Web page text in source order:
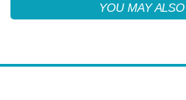
YOU MAY